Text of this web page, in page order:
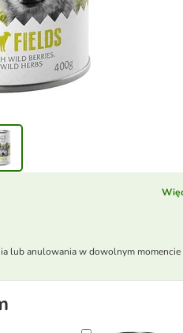
lub anulowania w dowolnym momencie